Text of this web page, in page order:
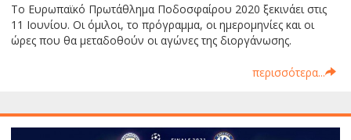
Το Ευρωπαϊκό Πρωτάθλημα Ποδοσφαίρου 2020 ξεκινάει στις
11 Ιουνίου. Οι όμιλοι, το πρόγραμμα, οι ημερομηνίες και οι
ώρες που θα μεταδοθούν οι αγώνες της διοργάνωσης.
περισσότερα...